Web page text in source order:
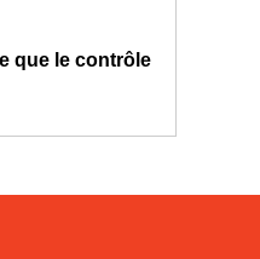
que le contrôle